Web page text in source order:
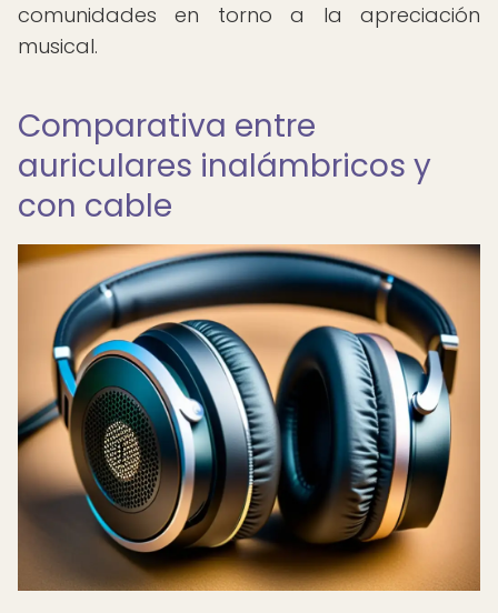
comunidades en torno a la apreciación
musical.
Comparativa entre
auriculares inalámbricos y
con cable